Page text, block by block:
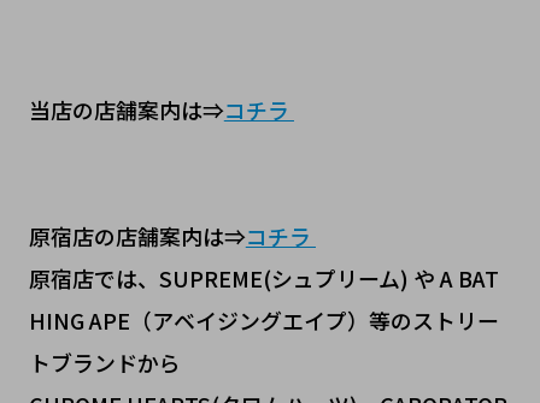
当店の店舗案内は⇒コチラ
原宿店の店舗案内は⇒コチラ
原宿店では、SUPREME(シュプリーム) や A BAT
HING APE（アベイジングエイプ）等のストリー
トブランドから